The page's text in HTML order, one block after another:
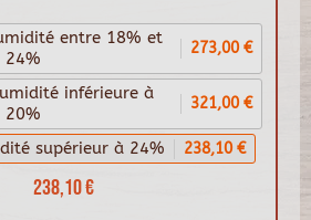
238,10 €
entre 18% et
24%
273,00 €
inférieure à
20%
321,00 €
supérieur à 24% 238,10 €